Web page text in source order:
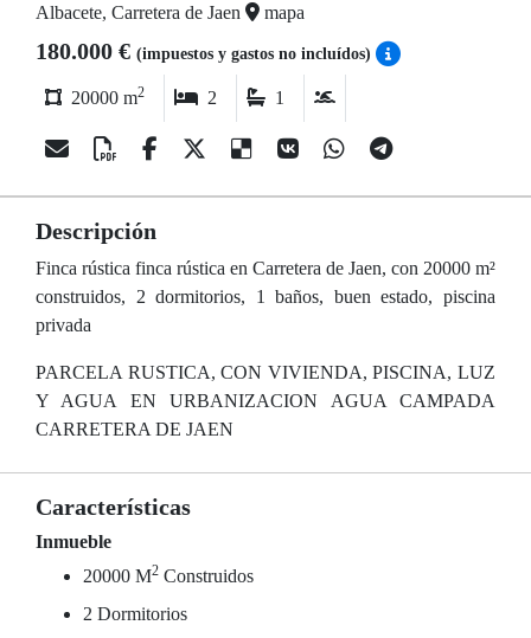
Albacete, Carretera de Jaen mapa
180.000 € (impuestos y gastos no incluídos)
20000 m2 2 1
Descripción
Finca rústica finca rústica en Carretera de Jaen, con 20000 m²
construidos, 2 dormitorios, 1 baños, buen estado, piscina
privada
PARCELA RUSTICA, CON VIVIENDA, PISCINA, LUZ
Y AGUA EN URBANIZACION AGUA CAMPADA
CARRETERA DE JAEN
Características
Inmueble
20000 M2 Construidos
2 Dormitorios